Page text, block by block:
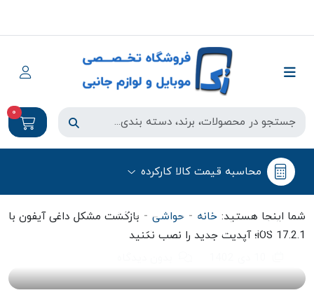
0
محاسبه قیمت کالا کارکرده
شما اینجا هستید: خانه - حواشی- بازگشت مشکل داغی آیفون با
iOS 17.2.1؛ آپدیت جدید را نصب نکنید
حواشی
بازگشت مشکل داغی آیفون با iOS
17.2.1؛ آپدیت جدید را نصب نکنید